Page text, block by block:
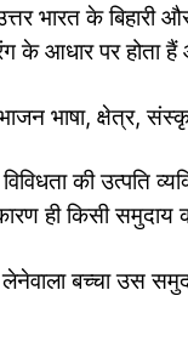
भारत के बिहारी
के आधार पर होता हैं
भाषा, क्षेत्र,
की उत्पति
ही किसी समुदाय
बच्चा उस